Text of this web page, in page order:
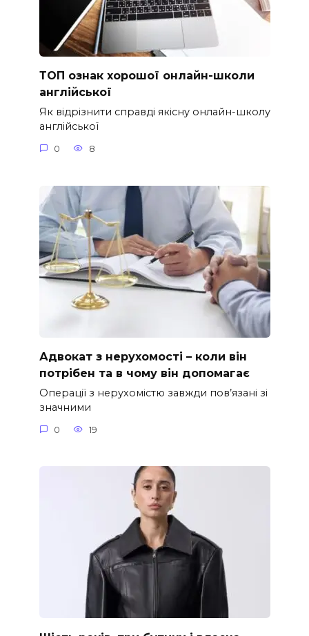
ТОП ознак хорошої онлайн-школи
англійської
Як відрізнити справді якісну онлайн-школу
англійської
0 8
Адвокат з нерухомості – коли він
потрібен та в чому він допомагає
Операції з нерухомістю завжди пов’язані зі
значними
0 19